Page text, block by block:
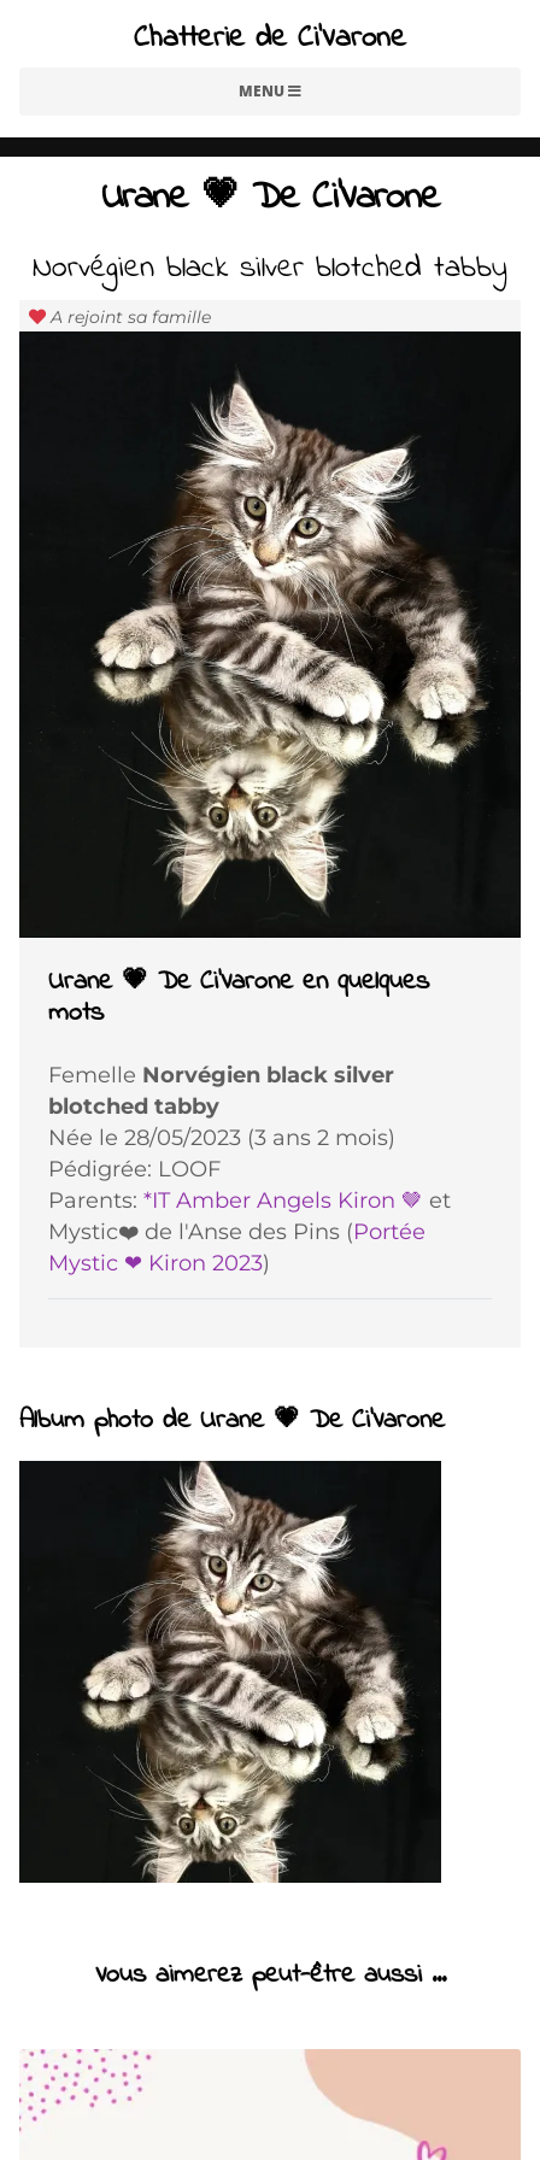
Chatterie de Ci'Varone
MENU
Urane 💗 De Ci'Varone
Norvégien black silver blotched tabby
A rejoint sa famille
Urane 💗 De Ci'Varone en quelques
mots
Femelle Norvégien black silver
blotched tabby
Née le 28/05/2023 (3 ans 2 mois)
Pédigrée: LOOF
Parents: *IT Amber Angels Kiron 🤎 et
Mystic❤️ de l'Anse des Pins (Portée
Mystic ❤ Kiron 2023)
Album photo de Urane 💗 De Ci'Varone
Vous aimerez peut-être aussi ...